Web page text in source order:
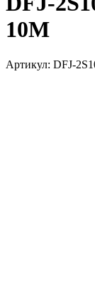
10M
Артикул: DFJ-